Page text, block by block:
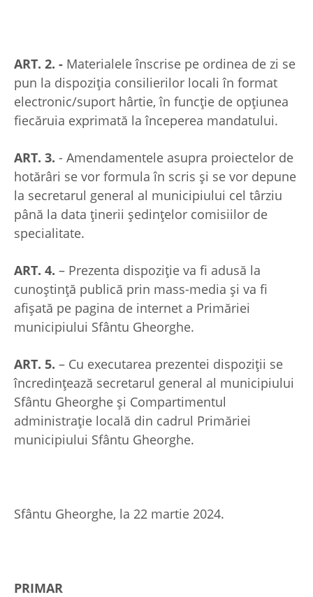
ART. 2. - Materialele înscrise pe ordinea de zi se
pun la dispoziția consilierilor locali în format
electronic/suport hârtie, în funcție de opțiunea
fiecăruia exprimată la începerea mandatului.
ART. 3. - Amendamentele asupra proiectelor de
hotărâri se vor formula în scris și se vor depune
la secretarul general al municipiului cel târziu
până la data ținerii ședințelor comisiilor de
specialitate.
ART. 4. – Prezenta dispoziție va fi adusă la
cunoștință publică prin mass-media și va fi
afișată pe pagina de internet a Primăriei
municipiului Sfântu Gheorghe.
ART. 5. – Cu executarea prezentei dispoziţii se
încredinţează secretarul general al municipiului
Sfântu Gheorghe și Compartimentul
administrație locală din cadrul Primăriei
municipiului Sfântu Gheorghe.
Sfântu Gheorghe, la 22 martie 2024.
PRIMAR